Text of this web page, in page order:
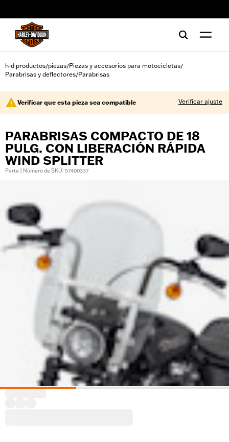
h-d productos/piezas/Piezas y accesorios para motocicletas/
Parabrisas y deflectores/Parabrisas
Verificar que esta pieza sea compatible Verificar ajuste
PARABRISAS COMPACTO DE 18
PULG. CON LIBERACIÓN RÁPIDA
WIND SPLITTER
Parte | Número de SKU: 57400337